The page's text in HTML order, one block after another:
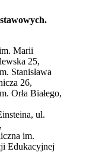
Marii
25,
Stanisława
26,
Orła Białego,
ul.
im.
Edukacyjnej